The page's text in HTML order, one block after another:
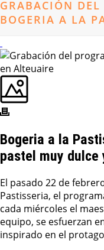
GRABACIÓN
BOGERIA A LA
Bogeria a la
pastel muy dulce
El pasado 22 de
Pastisseria, el
cada miércoles el
equipo, se esfuerzan
inspirado en el